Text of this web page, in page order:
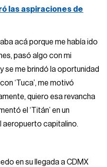
las aspiraciones de
acá porque me había ido
pasó algo con mi
se me brindó la oportunidad
‘Tuca’, me motivó
quiero esa revancha
el ‘Titán’ en un
aeropuerto capitalino.
en su llegada a CDMX